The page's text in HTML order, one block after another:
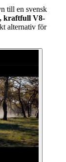
till en svensk
kraftfull V8-
alternativ för